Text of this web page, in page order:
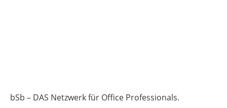
bSb – DAS Netzwerk für Office Professionals.